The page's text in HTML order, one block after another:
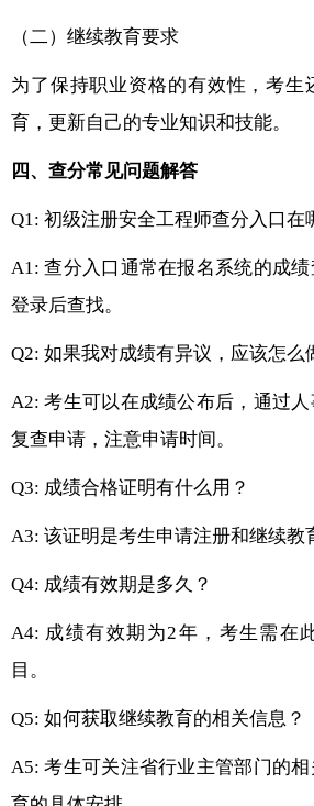
（二）继续教育要求
为了保持职业资格的有效性，考生
育，更新自己的专业知识和技能。
四、查分常见问题解答
Q1: 初级注册安全工程师查分入口在
A1: 查分入口通常在报名系统的成
登录后查找。
Q2: 如果我对成绩有异议，应该怎么
A2: 考生可以在成绩公布后，通过
复查申请，注意申请时间。
Q3: 成绩合格证明有什么用？
A3: 该证明是考生申请注册和继续教
Q4: 成绩有效期是多久？
A4: 成绩有效期为2年，考生需在
目。
Q5: 如何获取继续教育的相关信息？
A5: 考生可关注省行业主管部门的